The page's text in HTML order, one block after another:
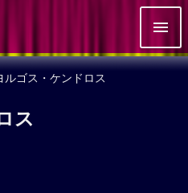
ゴス・ケンドロス
ス